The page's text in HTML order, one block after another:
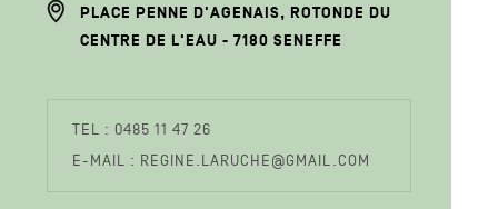
ADRESSE
DU
PLACE PENNE D'AGENAIS, ROTONDE DU
CENTRE DE L'EAU
7180 SENEFFE
COORDONÉES
DU
TEL : 0485 11 47 26
E-MAIL : REGINE.LARUCHE@GMAIL.COM